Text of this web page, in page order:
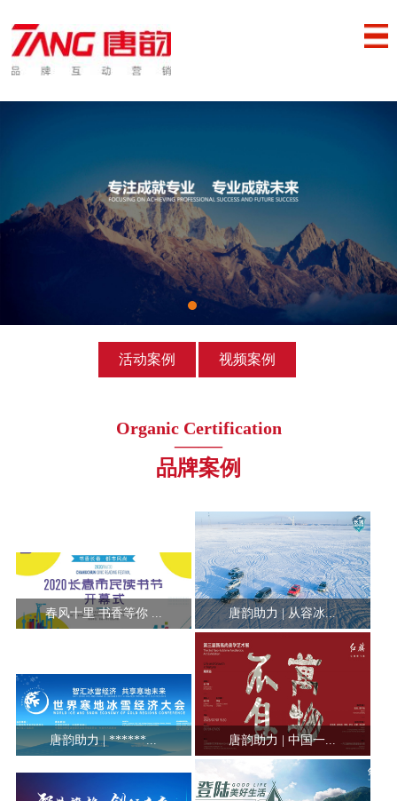
活动案例 视频案例
Organic Certification
——
品牌案例
春风十里 书香等你 ... 唐韵助力 | 从容冰...
唐韵助力 | ******... 唐韵助力 | 中国一...